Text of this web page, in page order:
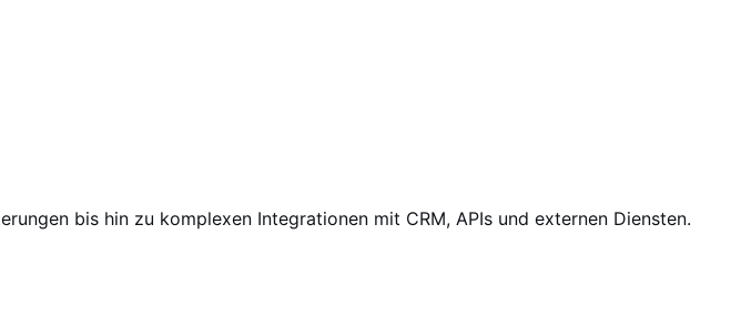
bis hin zu komplexen Integrationen mit CRM, APIs und externen Diensten.